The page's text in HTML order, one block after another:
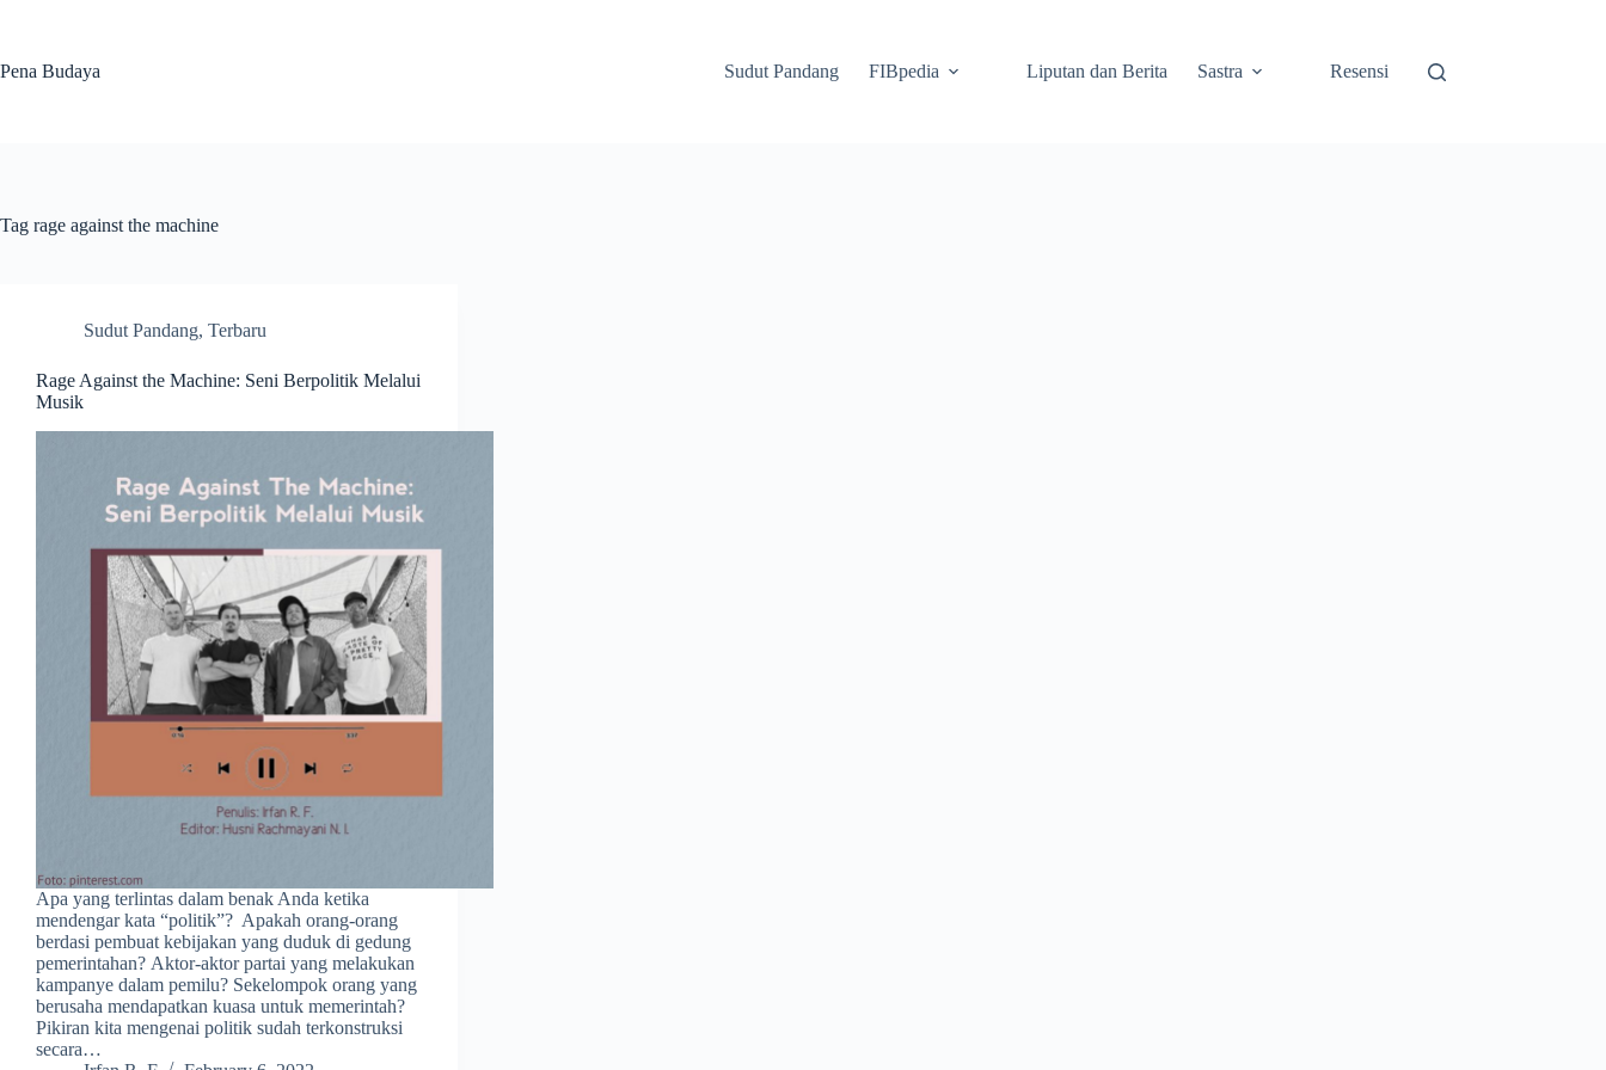
Pena Budaya
Sudut Pandang FIBpedia Liputan dan Berita Sastra Resensi
Tag rage against the machine
Sudut Pandang, Terbaru
Rage Against the Machine: Seni Berpolitik Melalui
Musik
Apa yang terlintas dalam benak Anda ketika
mendengar kata “politik”? Apakah orang-orang
berdasi pembuat kebijakan yang duduk di gedung
pemerintahan? Aktor-aktor partai yang melakukan
kampanye dalam pemilu? Sekelompok orang yang
berusaha mendapatkan kuasa untuk memerintah?
Pikiran kita mengenai politik sudah terkonstruksi
secara…